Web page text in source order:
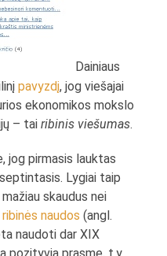
Dainiaus
pavyzdį, jog viešajai
ekonomikos mokslo
– tairibinis viešumas.
jog pirmasis lauktas
Lygiai taip
skaudus nei
ribinės naudos (angl.
naudoti dar XIX
pozityvia prasme, t.y.